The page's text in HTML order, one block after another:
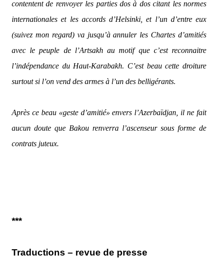
contentent de renvoyer les parties dos à dos citant les normes
internationales et les accords d’Helsinki, et l’un d’entre eux
(suivez mon regard) va jusqu’à annuler les Chartes d’amitiés
avec le peuple de l’Artsakh au motif que c’est reconnaitre
l’indépendance du Haut-Karabakh. C’est beau cette droiture
surtout si l’on vend des armes à l’un des belligérants.
Après ce beau «geste d’amitié» envers l’Azerbaïdjan, il ne fait
aucun doute que Bakou renverra l’ascenseur sous forme de
contrats juteux.
***
Traductions – revue de presse